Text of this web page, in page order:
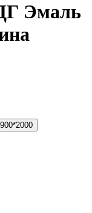
Эмаль
900*2000